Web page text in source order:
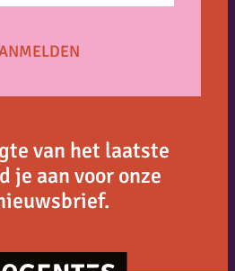
van het laatste
je aan voor onze